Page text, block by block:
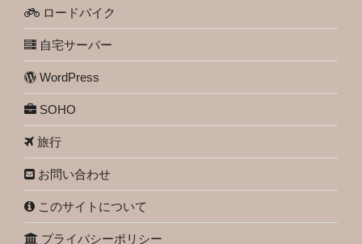
ロードバイク
自宅サーバー
WordPress
SOHO
旅行
お問い合わせ
このサイトについて
プライバシーポリシー